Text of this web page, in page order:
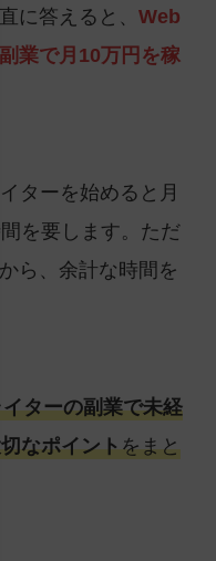
に答えると、 Web
業で月10万円を稼
ターを始めると月
を要します。ただ
ら、余計な時間を
ターの副業で未経
なポイントをまと